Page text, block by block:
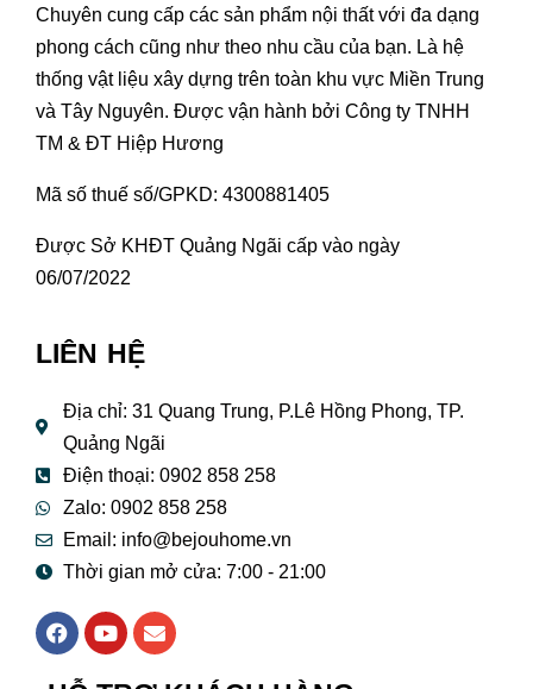
Chuyên cung cấp các sản phẩm nội thất với đa dạng
phong cách cũng như theo nhu cầu của bạn. Là hệ
thống vật liệu xây dựng trên toàn khu vực Miền Trung
và Tây Nguyên. Được vận hành bởi Công ty TNHH
TM & ĐT Hiệp Hương
Mã số thuế số/GPKD: 4300881405
Được Sở KHĐT Quảng Ngãi cấp vào ngày
06/07/2022
LIÊN HỆ
Địa chỉ: 31 Quang Trung, P.Lê Hồng Phong, TP.
Quảng Ngãi
Điện thoại: 0902 858 258
Zalo: 0902 858 258
Email: info@bejouhome.vn
Thời gian mở cửa: 7:00 - 21:00
F
a
Y
o
E
n